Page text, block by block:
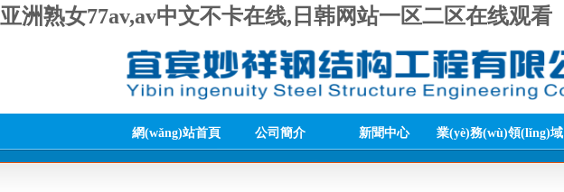
亚洲熟女77av,av中文不卡在线,日韩网站一区二区在线观看
網(wǎng)站首頁 公司簡介 新聞中心 業(yè)務(wù)領(lǐng)域